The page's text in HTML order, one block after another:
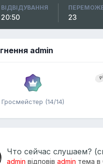
ВІДВІДУВАННЯ
20:50 23
admin
Гросмейстер (14/14)
Что сейчас слушаем?
admin відповів admin тема в